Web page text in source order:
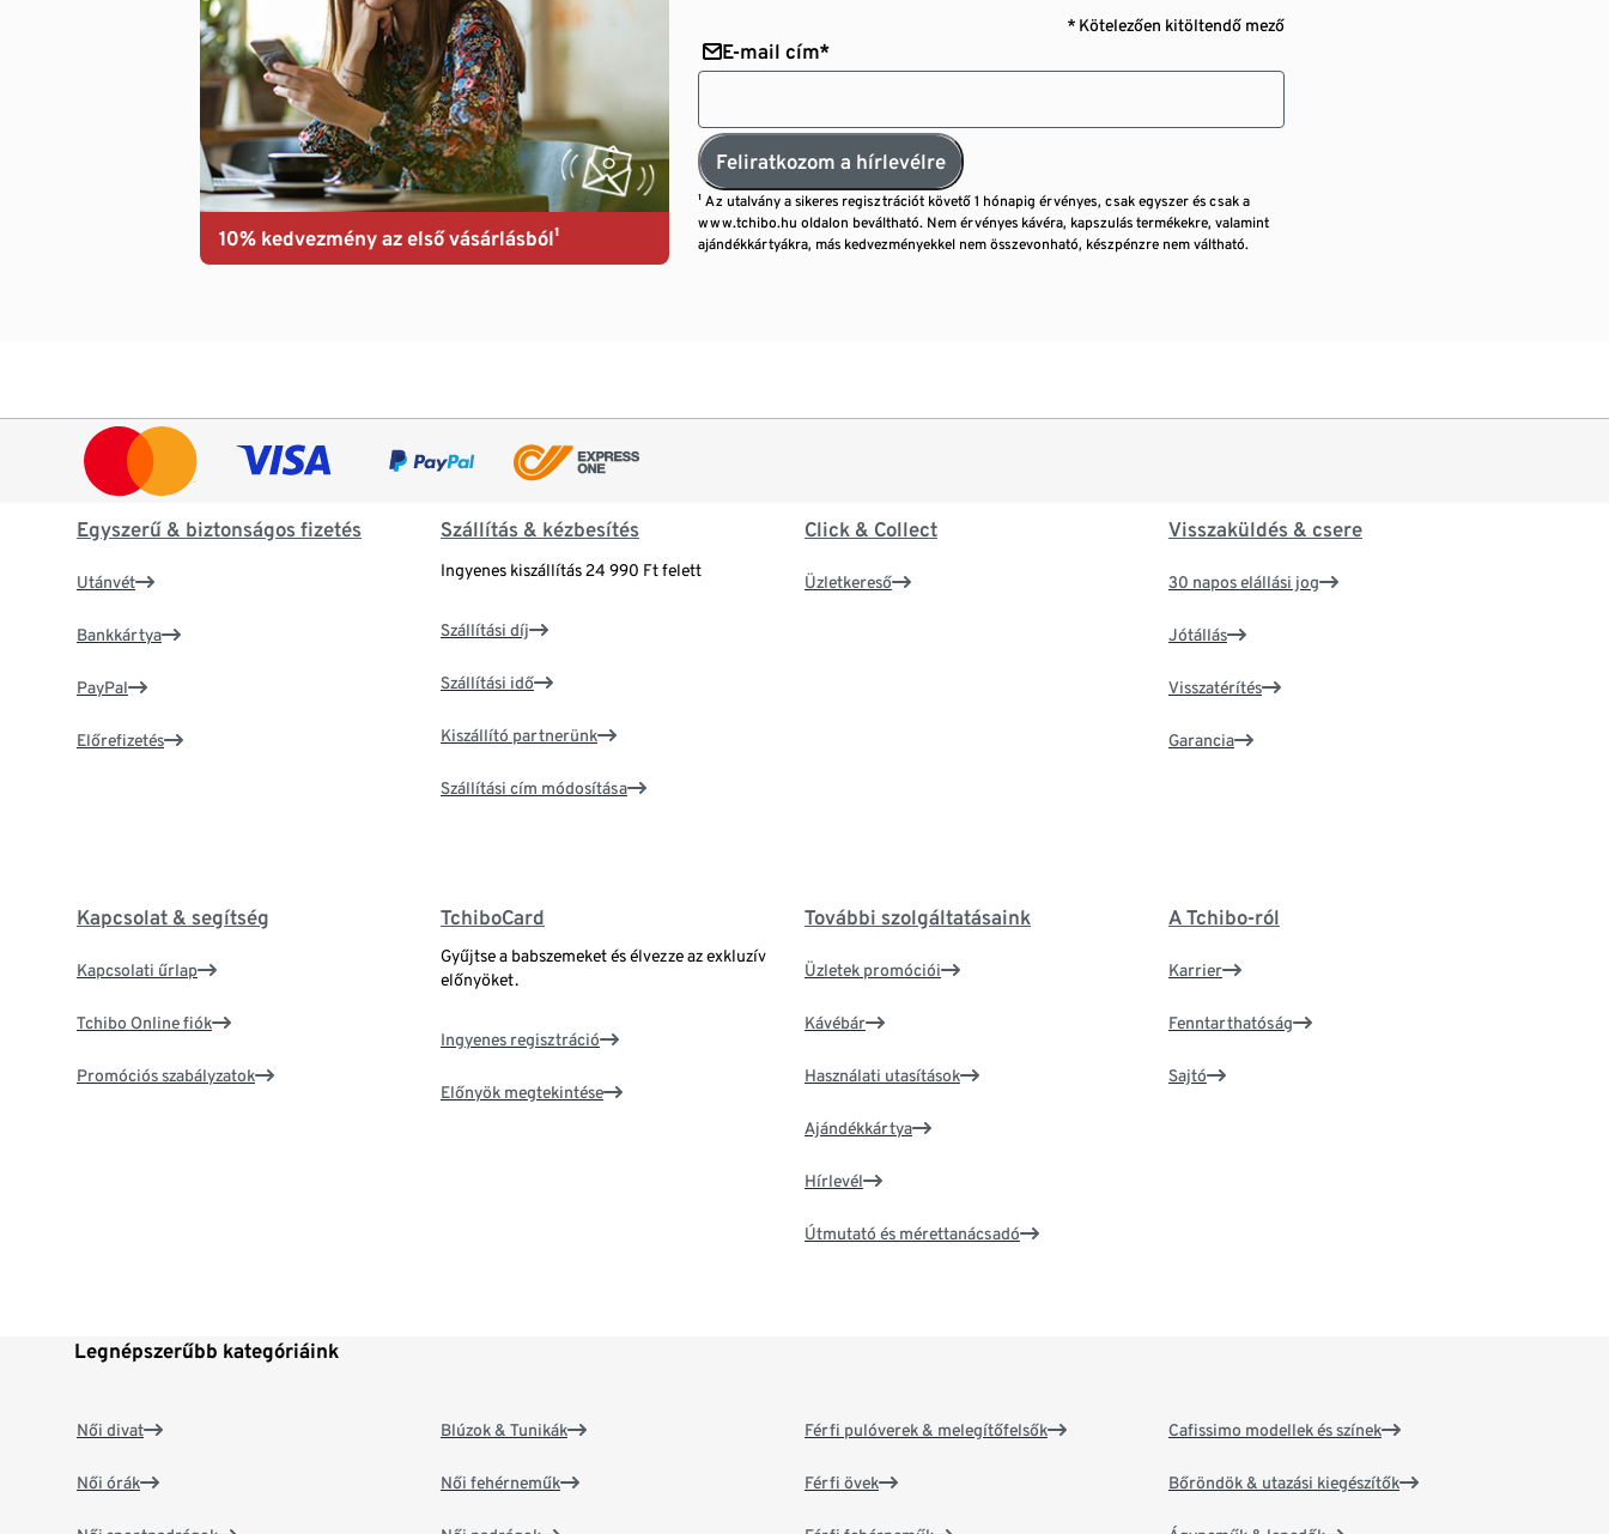
10% kedvezmény az első vásárlásból¹
* Kötelezően kitöltendő mező
E-mail cím*
Feliratkozom a hírlevélre
¹ Az utalvány a sikeres regisztrációt követő 1 hónapig érvényes, csak egyszer és csak a
www.tchibo.hu oldalon beváltható. Nem érvényes kávéra, kapszulás termékekre, valamint
ajándékkártyákra, más kedvezményekkel nem összevonható, készpénzre nem váltható.
Egyszerű & biztonságos fizetés
Utánvét
Bankkártya
PayPal
Előrefizetés
Szállítás & kézbesítés
Ingyenes kiszállítás 24 990 Ft felett
Szállítási díj
Szállítási idő
Kiszállító partnerünk
Szállítási cím módosítása
Click & Collect
Üzletkereső
Visszaküldés & csere
30 napos elállási jog
Jótállás
Visszatérítés
Garancia
Kapcsolat & segítség
Kapcsolati űrlap
Tchibo Online fiók
Promóciós szabályzatok
TchiboCard
Gyűjtse a babszemeket és élvezze az exkluzív
előnyöket.
Ingyenes regisztráció
Előnyök megtekintése
További szolgáltatásaink
Üzletek promóciói
Kávébár
Használati utasítások
Ajándékkártya
Hírlevél
Útmutató és mérettanácsadó
A Tchibo-ról
Karrier
Fenntarthatóság
Sajtó
Legnépszerűbb kategóriáink
Női divat
Női órák
Blúzok & Tunikák
Női fehérneműk
Férfi pulóverek & melegítőfelsők
Férfi övek
Cafissimo modellek és színek
Bőröndök & utazási kiegészítők